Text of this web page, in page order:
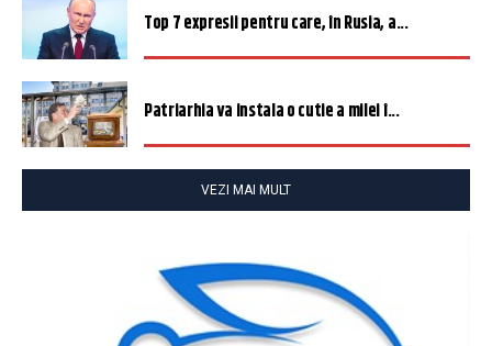
Top 7 expresii pentru care, în Rusia, a...
Patriarhia va instala o cutie a milei î...
VEZI MAI MULT